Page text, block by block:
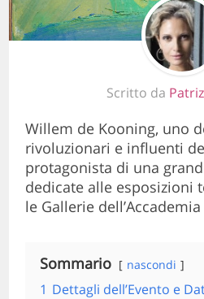
Scritto da
Willem de Kooning, uno
rivoluzionari e influenti
protagonista di una
dedicate alle esposizioni
le Gallerie
Sommario nascondi
1 Dettagli dell’Evento e